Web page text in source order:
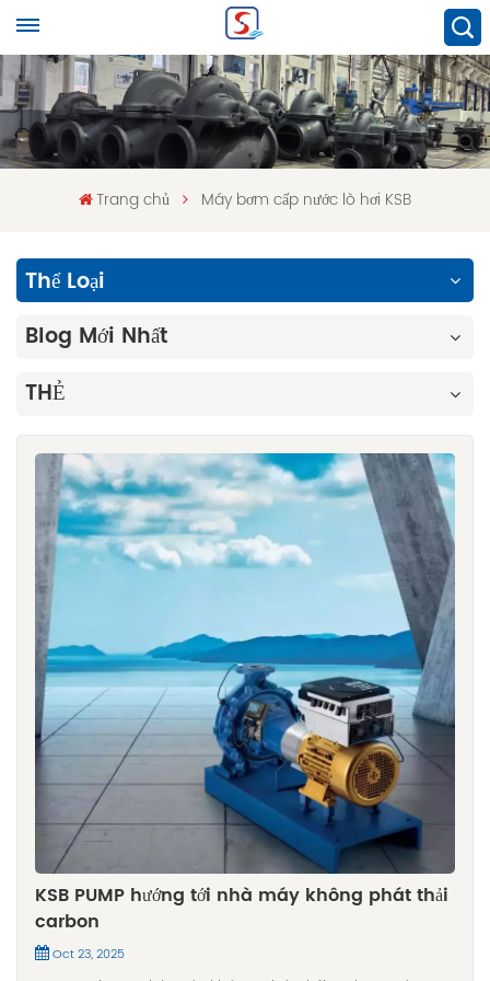
Trang chủ Máy bơm cấp nước lò hơi KSB
Thể Loại
Blog Mới Nhất
THẺ
KSB PUMP hướng tới nhà máy không phát thải
carbon
Oct 23, 2025